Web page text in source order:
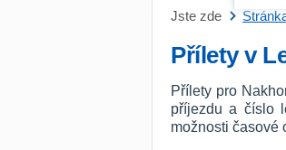
Jste zde
Přílety v
Přílety pro
příjezdu a číslo
možnosti časové